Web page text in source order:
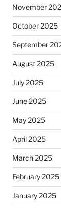
November
October 2025
September
August 2025
July 2025
June 2025
May 2025
April 2025
March 2025
February 2025
January 2025